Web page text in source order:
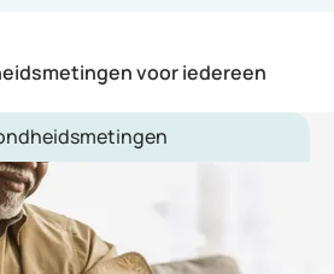
voor iedereen